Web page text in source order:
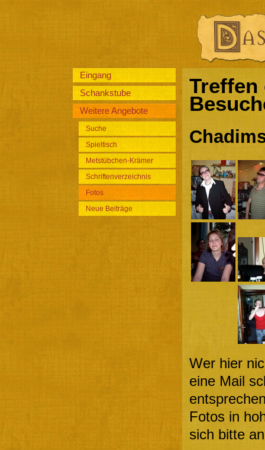
Eingang
Schankstube
Weitere Angebote
Suche
Spieltisch
Metstübchen-Krämer
Schriftenverzeichnis
Fotos
Neue Beiträge
Treffen
Wer hier
eine Mail
Fotos in
sich bitte